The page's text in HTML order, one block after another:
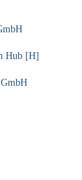
Hub [H]